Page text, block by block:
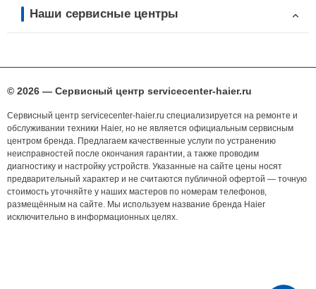
Наши сервисные центры
© 2026 — Сервисный центр servicecenter-haier.ru
Сервисный центр servicecenter-haier.ru специализируется на ремонте и
обслуживании техники Haier, но не является официальным сервисным
центром бренда. Предлагаем качественные услуги по устранению
неисправностей после окончания гарантии, а также проводим
диагностику и настройку устройств. Указанные на сайте цены носят
предварительный характер и не считаются публичной офертой — точную
стоимость уточняйте у наших мастеров по номерам телефонов,
размещённым на сайте. Мы используем название бренда Haier
исключительно в информационных целях.